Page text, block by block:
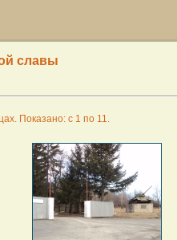
славы
Показано: с 1 по 11.